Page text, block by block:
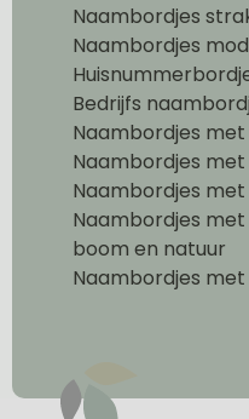
Naambordjes
Naambordjes
Bedrijfs
Naambordjes
Naambordjes
Naambordjes met
Naambordjes
boom en natuur
Naambordjes